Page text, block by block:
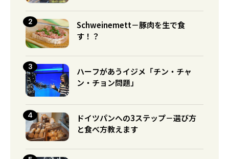
Schweinemett－豚肉を生で食
す！？
ハーフがあうイジメ「チン・チャ
ン・チョン問題」
ドイツパンへの3ステップ－選び方
と食べ方教えます